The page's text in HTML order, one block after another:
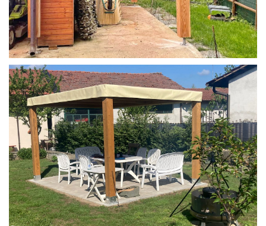
STRUTTURA IN LARICE U/F CON INCASTRI
PERGOLA